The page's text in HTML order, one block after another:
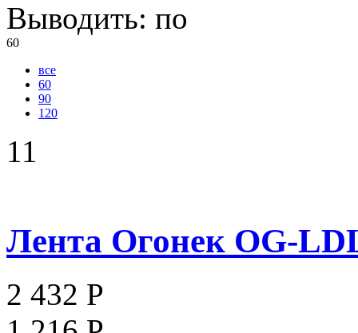
Выводить: по
60
все
60
90
120
11
Лента Огонек OG-
2 432 Р